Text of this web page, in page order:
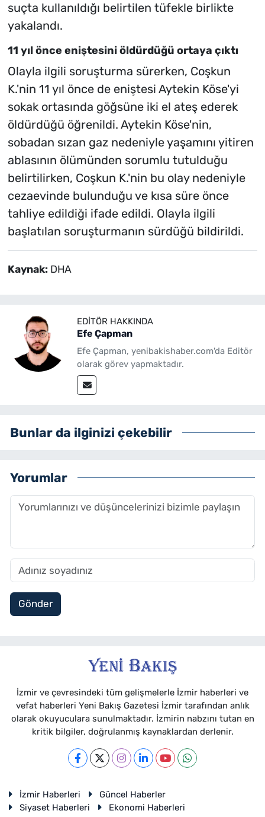
suçta kullanıldığı belirtilen tüfekle birlikte
yakalandı.
11 yıl önce eniştesini öldürdüğü ortaya çıktı
Olayla ilgili soruşturma sürerken, Coşkun
K.'nin 11 yıl önce de eniştesi Aytekin Köse'yi
sokak ortasında göğsüne iki el ateş ederek
öldürdüğü öğrenildi. Aytekin Köse'nin,
sobadan sızan gaz nedeniyle yaşamını yitiren
ablasının ölümünden sorumlu tutulduğu
belirtilirken, Coşkun K.'nin bu olay nedeniyle
cezaevinde bulunduğu ve kısa süre önce
tahliye edildiği ifade edildi. Olayla ilgili
başlatılan soruşturmanın sürdüğü bildirildi.
Kaynak: DHA
EDITÖR HAKKINDA
Efe Çapman
Efe Çapman, yenibakishaber.com'da Editör
olarak görev yapmaktadır.
Bunlar da ilginizi çekebilir
Yorumlar
Gönder
İzmir ve çevresindeki tüm gelişmelerle İzmir haberleri ve
vefat haberleri Yeni Bakış Gazetesi İzmir tarafından anlık
olarak okuyuculara sunulmaktadır. İzmirin nabzını tutan en
kritik bilgiler, doğrulanmış kaynaklardan derlenir.
İzmir Haberleri
Güncel Haberler
Siyaset Haberleri
Ekonomi Haberleri